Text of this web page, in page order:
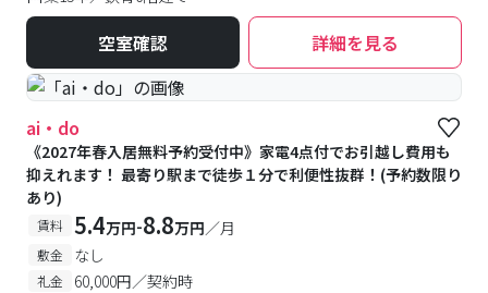
空室確認 詳細を見る
ai・do
《2027年春入居無料予約受付中》家電4点付でお引越し費用も
抑えれます！ 最寄り駅まで徒歩１分で利便性抜群！(予約数限り
あり)
賃料 5.4万円-8.8万円／月
敷金 なし
礼金
60,000円／契約時